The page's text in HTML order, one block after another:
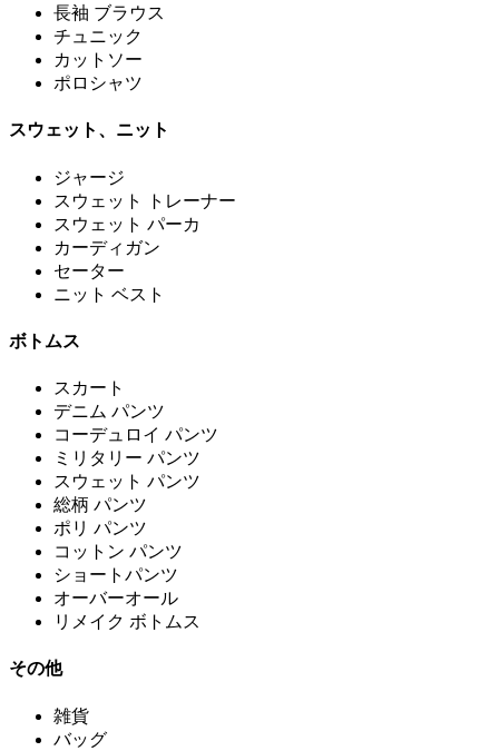
長袖 ブラウス
チュニック
カットソー
ポロシャツ
スウェット、ニット
ジャージ
スウェット トレーナー
スウェット パーカ
カーディガン
セーター
ニット ベスト
ボトムス
スカート
デニム パンツ
コーデュロイ パンツ
ミリタリー パンツ
スウェット パンツ
総柄 パンツ
ポリ パンツ
コットン パンツ
ショートパンツ
オーバーオール
リメイク ボトムス
その他
雑貨
バッグ